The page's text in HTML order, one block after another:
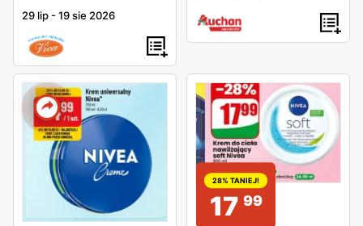
29 lip -19 sie 2026
28% TANIEJ!
17 99